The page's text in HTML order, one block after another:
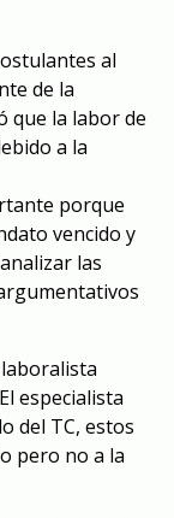
al
de la
que la labor de
a la
porque
vencido y
las
especialista
del TC, estos
pero no a la